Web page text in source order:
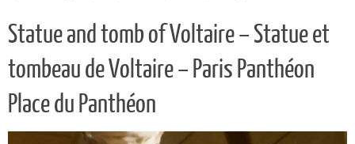
Statue and tomb of Voltaire – Statue et
tombeau de Voltaire – Paris Panthéon
Place du Panthéon